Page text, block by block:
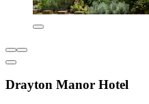
Drayton Manor Hotel